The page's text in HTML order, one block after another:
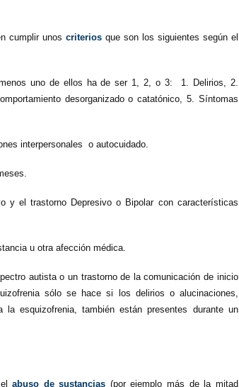
cumplir unos criteriosque son los siguientes según el
uno de ellos ha de ser 1, 2, o 3:
1. Delirios, 2.
desorganizado o catatónico, 5. Síntomas
interpersonales o autocuidado.
y el trastorno Depresivo o Bipolar con características
u otra afección médica.
autista o un trastorno de la comunicación de inicio
sólo se hace si los delirios o alucinaciones,
esquizofrenia, también están presentes durante un
elabuso de sustancias (por ejemplo más de la mitad